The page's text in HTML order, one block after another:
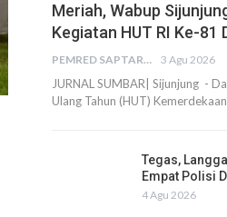
Meriah, Wabup
Kegiatan HUT RI Ke-81
PEMRED SAPTARIUS 3 Agu 2026
JURNAL SUMBAR| Sijunjung -
Ulang Tahun (HUT)
Tegas,
Empat Polisi
4 Agu 2026